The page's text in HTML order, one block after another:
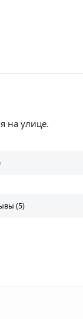
на улице.
(5)